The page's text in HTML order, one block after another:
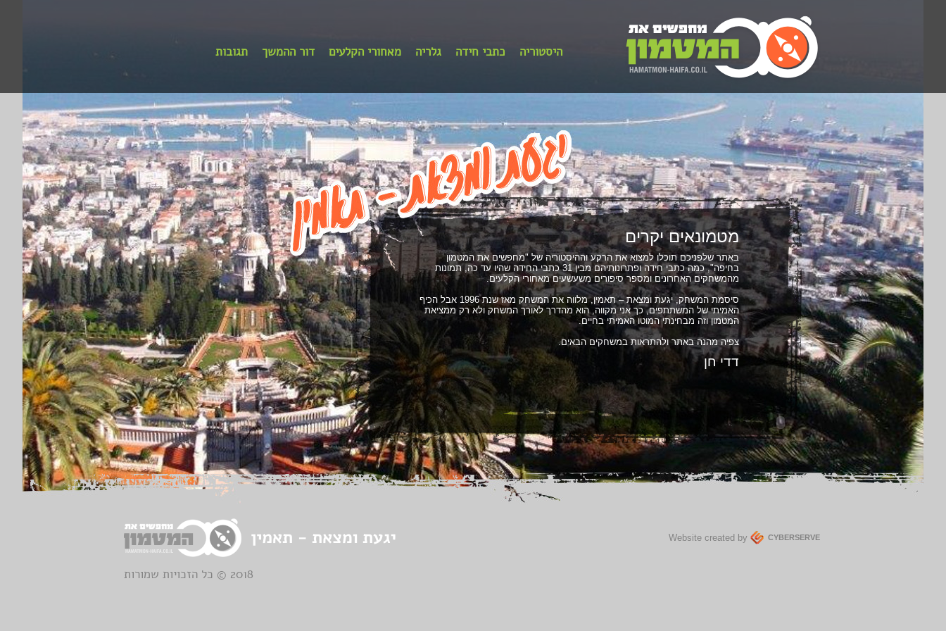
תגובות דור ההמשך מאחורי הקלעים גלריה כתבי חידה היסטוריה
מטמונאים יקרים
באתר שלפניכם תוכלו למצוא את הרקע וההיסטוריה של "מחפשים את המטמון
בחיפה", כמה כתבי חידה ופתרונותיהם מבין 31 כתבי החידה שהיו עד כה, תמונות
מהמשחקים האחרונים ומספר סיפורים משעשעים מאחורי הקלעים.
סיסמת המשחק, יגעת ומצאת – תאמין, מלווה את המשחק מאז שנת 1996 אבל הכיף
האמיתי של המשתתפים, כך אני מקווה, הוא מהדרך לאורך המשחק ולא רק ממציאת
המטמון וזה מבחינתי המוטו האמיתי בחיים.
צפיה מהנה באתר ולהתראות במשחקים הבאים.
דדי חן
Website created by CYBERSERVE
2018 © כל הזכויות שמורות